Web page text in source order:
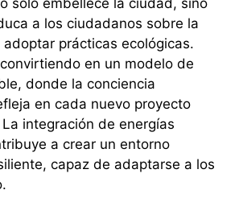
solo embellece la ciudad, sino
a los ciudadanos sobre la
prácticas ecológicas.
en un modelo de
donde la conciencia
en cada nuevo proyecto
integración de energías
a crear un entorno
capaz de adaptarse a los